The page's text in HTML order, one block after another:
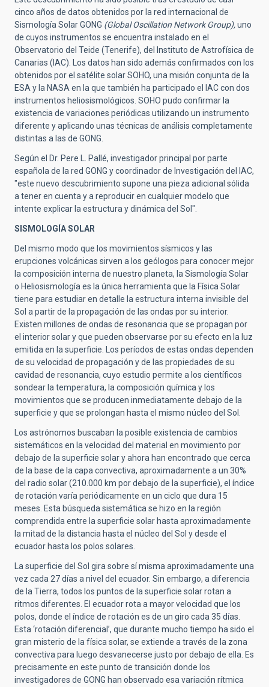
cinco años de datos obtenidos por la red internacional de
Sismología Solar GONG (Global Oscillation Network Group),uno
de cuyos instrumentos se encuentra instalado en el
Observatorio del Teide (Tenerife), del Instituto de Astrofísica de
Canarias (IAC). Los datos han sido además confirmados con los
obtenidos por el satélite solar SOHO, una misión conjunta de la
ESA y la NASA en la que también ha participado el IAC con dos
instrumentos heliosismológicos. SOHO pudo confirmar la
existencia de variaciones periódicas utilizando un instrumento
diferente y aplicando unas técnicas de análisis completamente
distintas a las de GONG.
Según el Dr. Pere L. Pallé, investigador principal por parte
española de la red GONG y coordinador de Investigación del IAC,
"este nuevo descubrimiento supone una pieza adicional sólida
a tener en cuenta y a reproducir en cualquier modelo que
intente explicar la estructura y dinámica del Sol".
SISMOLOGÍA SOLAR
Del mismo modo que los movimientos sísmicos y las
erupciones volcánicas sirven a los geólogos para conocer mejor
la composición interna de nuestro planeta, la Sismología Solar
o Heliosismología es la única herramienta que la Física Solar
tiene para estudiar en detalle la estructura interna invisible del
Sol a partir de la propagación de las ondas por su interior.
Existen millones de ondas de resonancia que se propagan por
el interior solar y que pueden observarse por su efecto en la luz
emitida en la superficie. Los períodos de estas ondas dependen
de su velocidad de propagación y de las propiedades de su
cavidad de resonancia, cuyo estudio permite a los científicos
sondear la temperatura, la composición química y los
movimientos que se producen inmediatamente debajo de la
superficie y que se prolongan hasta el mismo núcleo del Sol.
Los astrónomos buscaban la posible existencia de cambios
sistemáticos en la velocidad del material en movimiento por
debajo de la superficie solar y ahora han encontrado que cerca
de la base de la capa convectiva, aproximadamente a un 30%
del radio solar (210.000 km por debajo de la superficie), el índice
de rotación varía periódicamente en un ciclo que dura 15
meses. Esta búsqueda sistemática se hizo en la región
comprendida entre la superficie solar hasta aproximadamente
la mitad de la distancia hasta el núcleo del Sol y desde el
ecuador hasta los polos solares.
La superficie del Sol gira sobre sí misma aproximadamente una
vez cada 27 días a nivel del ecuador. Sin embargo, a diferencia
de la Tierra, todos los puntos de la superficie solar rotan a
ritmos diferentes. El ecuador rota a mayor velocidad que los
polos, donde el índice de rotación es de un giro cada 35 días.
Esta ‘rotación diferencial’, que durante mucho tiempo ha sido el
gran misterio de la física solar, se extiende a través de la zona
convectiva para luego desvanecerse justo por debajo de ella. Es
precisamente en este punto de transición donde los
investigadores de GONG han observado esa variación rítmica